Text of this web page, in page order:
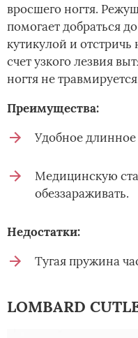
вросшего ногтя.
помогает добраться
кутикулой и
счет узкого лезвия
ногтя не
Преимущества:
Удобное длинное
Медицинскую
обеззараживать.
Недостатки:
Тугая пружина
LOMBARD